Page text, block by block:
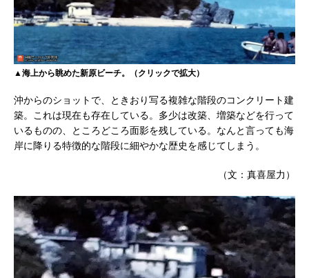
▲海上から眺めた新原ビーチ。（クリックで拡大）
沖からのショットで、ときおり写る複雑な階段のコンクリート建
築。これは現在も存在している。多少は改築、増築などを行って
いるものの、ところどころ面影を残している。なんと言っても海
岸に降りる特徴的な階段に細やかな歴史を感じてしまう。
（文：真喜屋力）